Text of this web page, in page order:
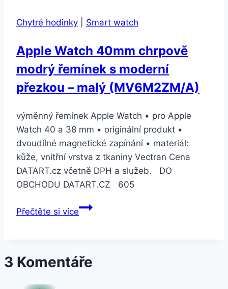
Chytré hodinky Smart watch
Apple Watch 40mm chrpově
modrý řemínek s moderní
přezkou – malý (MV6M2ZM/A)
výměnný řemínek Apple Watch • pro Apple
Watch 40 a 38 mm • originální produkt •
dvoudílné magnetické zapínání • materiál:
kůže, vnitřní vrstva z tkaniny Vectran Cena
DATART.cz včetně DPH a služeb. DO
OBCHODU DATART.CZ 605
Přečtěte si víceApple
modrý
3 Komentáře